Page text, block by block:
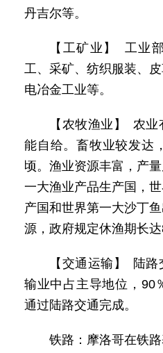
丹吉尔等。
【工矿业】 工业
工、采矿、纺织服装、
电冶金工业等。
【农牧渔业】 农
能自给。畜牧业较发达
顷。渔业资源丰富，产
一大渔业产品生产国，
产国和世界第一大沙丁
源，政府规定休渔期长达
【交通运输】 陆
输业中占主导地位，90
通过陆路交通完成。
铁路：摩洛哥在铁